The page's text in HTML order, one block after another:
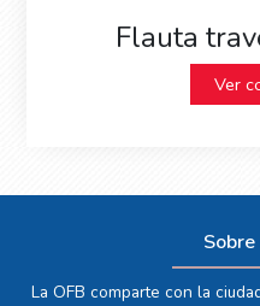
Flauta
Ver
La OFB comparte con la